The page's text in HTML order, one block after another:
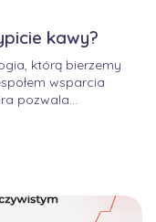
kawy?
którą bierzemy
wsparcia
pozwala